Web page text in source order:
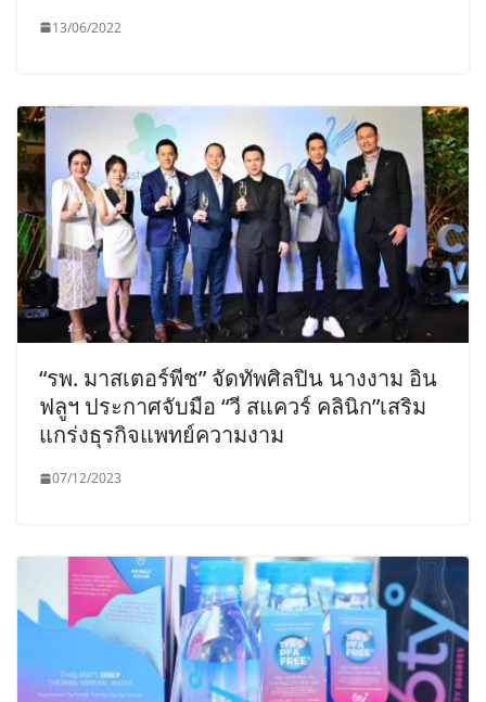
13/06/2022
“รพ. มาสเตอร์พีช” จัดทัพศิลปิน นางงาม อิน
ฟลูฯ ประกาศจับมือ “วี สแควร์ คลินิก”เสริม
แกร่งธุรกิจแพทย์ความงาม
07/12/2023